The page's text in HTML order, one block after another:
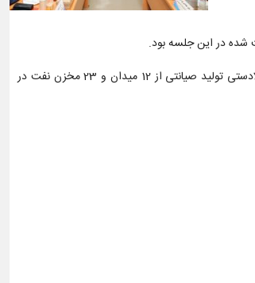
شده در این جلسه بود.
لازم به توضیح است شرکت بهره برداری نفت و گاز مسجدسلیمان یکی از 5 شرکت بهره بردار تابع شرکت ملی مناطق نفتخیز جنوب است که براساس برنامه ابلاغی از سوی مراجع بالادستی تولید صیانتی از 12 میدان و 23 مخزن نفت در